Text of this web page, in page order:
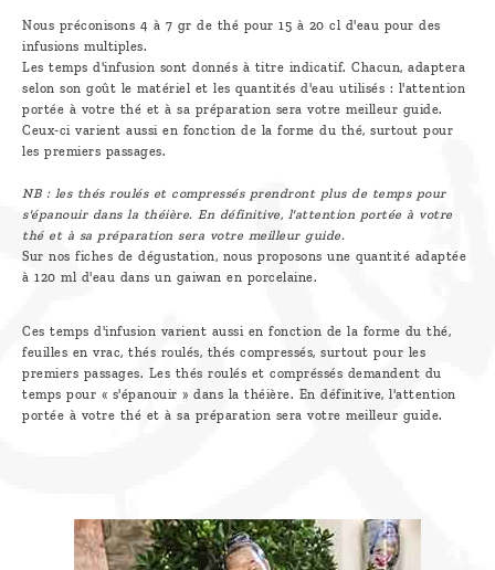
le thé
Pu'Erh
Comment
infuser
votre thé
Contactez-
nous !
Nous préconisons 4 à 7 gr de thé pour 15 à 20 cl d'eau pour des
infusions multiples.
Les temps d'infusion sont donnés à titre indicatif. Chacun, adaptera
selon son goût le matériel et les quantités d'eau utilisés : l'attention
portée à votre thé et à sa préparation sera votre meilleur guide.
Ceux-ci varient aussi en fonction de la forme du thé, surtout pour
les premiers passages.
NB : les thés roulés et compressés prendront plus de temps pour
s'épanouir dans la théière. En définitive, l'attention portée à votre
thé et à sa préparation sera votre meilleur guide.
Sur nos fiches de dégustation, nous proposons une quantité adaptée
à 120 ml d'eau dans un gaiwan en porcelaine.
Ces temps d'infusion varient aussi en fonction de la forme du thé,
feuilles en vrac, thés roulés, thés compressés, surtout pour les
premiers passages. Les thés roulés et compréssés demandent du
temps pour « s'épanouir » dans la théière. En définitive, l'attention
portée à votre thé et à sa préparation sera votre meilleur guide.